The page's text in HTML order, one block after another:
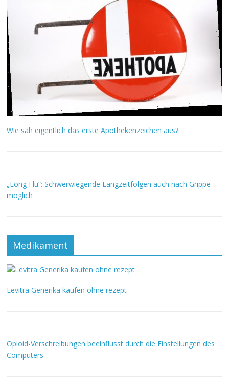
Wie sah eigentlich das erste Apothekenzeichen aus?
„Long Flu“: Schwerwiegende Langzeitfolgen auch nach Grippe
möglich
Medikament
Levitra Generika kaufen ohne rezept
Opioid-Verschreibungen beeinflusst durch die Einstellungen des
Computers